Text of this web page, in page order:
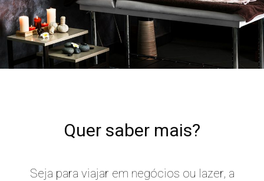
Quer saber mais?
Seja para viajar em negócios ou lazer, a